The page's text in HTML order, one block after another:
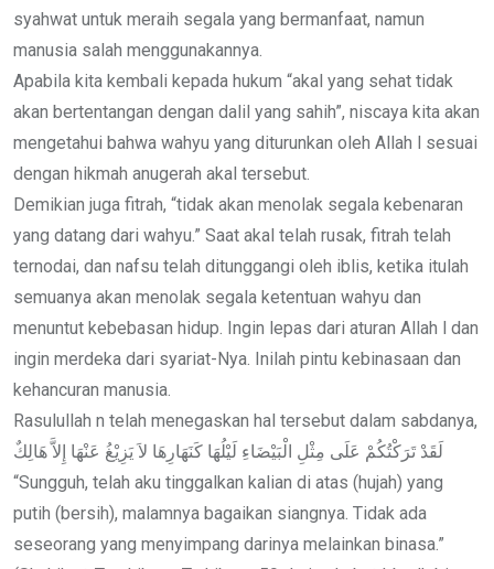
syahwat untuk meraih segala yang bermanfaat, namun
manusia salah menggunakannya.
Apabila kita kembali kepada hukum “akal yang sehat tidak
akan bertentangan dengan dalil yang sahih”, niscaya kita akan
mengetahui bahwa wahyu yang diturunkan oleh Allah l sesuai
dengan hikmah anugerah akal tersebut.
Demikian juga fitrah, “tidak akan menolak segala kebenaran
yang datang dari wahyu.” Saat akal telah rusak, fitrah telah
ternodai, dan nafsu telah ditunggangi oleh iblis, ketika itulah
semuanya akan menolak segala ketentuan wahyu dan
menuntut kebebasan hidup. Ingin lepas dari aturan Allah l dan
ingin merdeka dari syariat-Nya. Inilah pintu kebinasaan dan
kehancuran manusia.
Rasulullah n telah menegaskan hal tersebut dalam sabdanya,
لَقَدْ تَرَكْتُكُمْ عَلَى مِثْلِ الْبَيْضَاءِ لَيْلُهَا كَنَهَارِهَا لاَ يَزِيْغُ عَنْهَا إِلاَّ هَالِكٌ
“Sungguh, telah aku tinggalkan kalian di atas (hujah) yang
putih (bersih), malamnya bagaikan siangnya. Tidak ada
seseorang yang menyimpang darinya melainkan binasa.”